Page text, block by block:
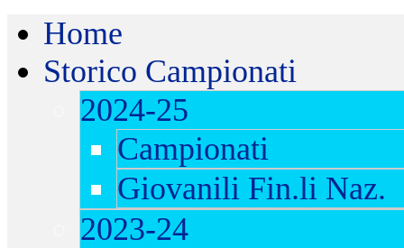
Home
Storico Campionati
2024-25
Campionati
Giovanili Fin.li Naz.
2023-24